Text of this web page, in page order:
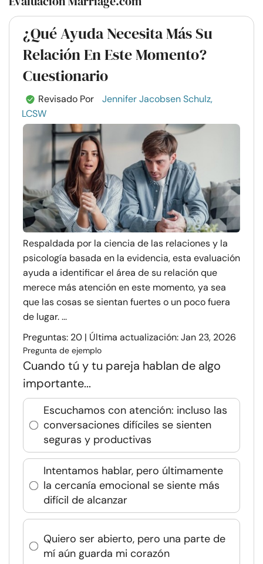
¿Qué Ayuda Necesita Más Su
Relación En Este Momento?
Cuestionario
Revisado Por
Jennifer Jacobsen Schulz,
LCSW
Respaldada por la ciencia de las relaciones y la
psicología basada en la evidencia, esta evaluación
ayuda a identificar el área de su relación que
merece más atención en este momento, ya sea
que las cosas se sientan fuertes o un poco fuera
de lugar. ...
Preguntas: 20 | Última actualización: Jan 23, 2026
Pregunta de ejemplo
Cuando tú y tu pareja hablan de algo
importante...
Escuchamos con atención: incluso las
conversaciones difíciles se sienten
seguras y productivas
Intentamos hablar, pero últimamente
la cercanía emocional se siente más
difícil de alcanzar
Quiero ser abierto, pero una parte de
mí aún guarda mi corazón